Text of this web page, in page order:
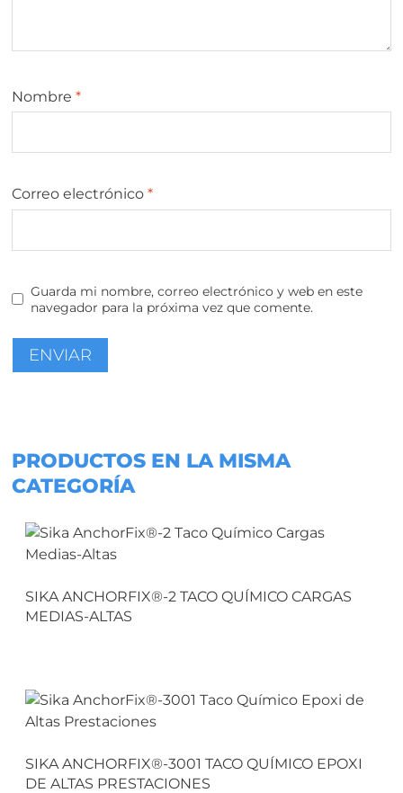
Nombre *
Correo electrónico *
Guarda mi nombre, correo electrónico y web en este
navegador para la próxima vez que comente.
PRODUCTOS EN LA MISMA
CATEGORÍA
SIKA ANCHORFIX®-2 TACO QUÍMICO CARGAS
MEDIAS-ALTAS
SIKA ANCHORFIX®-3001 TACO QUÍMICO EPOXI
DE ALTAS PRESTACIONES